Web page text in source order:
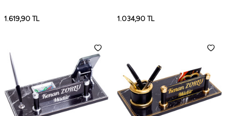
1.619,90 TL 1.034,90 TL